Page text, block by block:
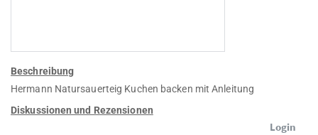
Beschreibung
Hermann Natursauerteig Kuchen backen mit Anleitung
Diskussionen und Rezensionen
Login